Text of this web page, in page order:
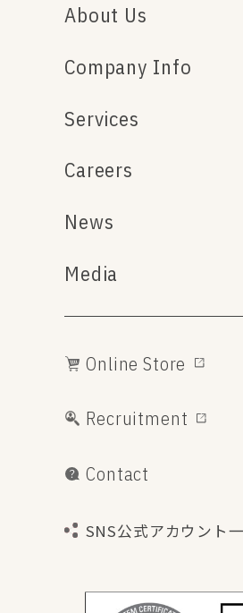
Online Store
Recruitment
Contact
SNS公式アカウント
About Us
Company Info
Services
Careers
News
Media